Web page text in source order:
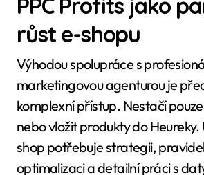
růst e-shopu
Výhodou spolupráce s
marketingovou agenturou je
komplexní přístup. Nestačí
nebo vložit produkty do
shop potřebuje strategii,
optimalizaci a detailní práci s